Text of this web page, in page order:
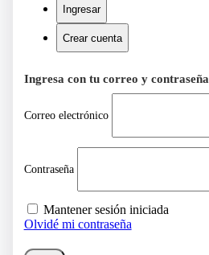
Ingresar
Crear cuenta
Ingresa con tu correo y contraseña
Correo electrónico
Contraseña
Mantener sesión iniciada
Olvidé mi contraseña